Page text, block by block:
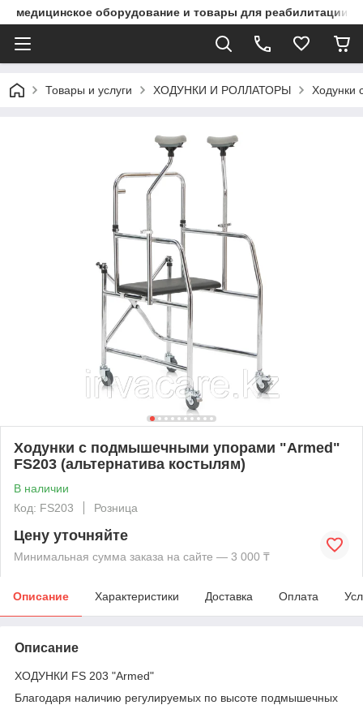
медицинское оборудование и товары для реабилитации
Товары и услуги ХОДУНКИ И РОЛЛАТОРЫ Ходунки
Ходунки с подмышечными упорами "Armed"
FS203 (альтернатива костылям)
В наличии
Код: FS203
Розница
Цену уточняйте
Минимальная сумма заказа на сайте — 3 000 ₸
Описание Характеристики Доставка Оплата
Описание
ХОДУНКИ FS 203 "Armed"
Благодаря наличию регулируемых по высоте подмышечных